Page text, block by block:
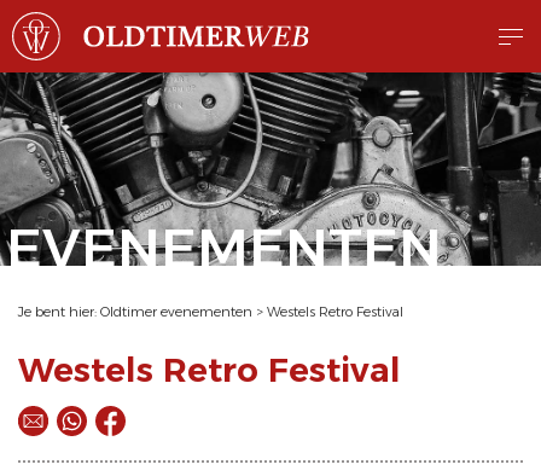
EVENEMENTEN
Je bent hier: Oldtimer evenementen > Westels Retro Festival
Westels Retro Festival